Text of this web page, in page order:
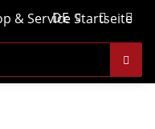
DE